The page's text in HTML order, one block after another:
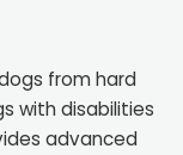
from hard
with disabilities
advanced